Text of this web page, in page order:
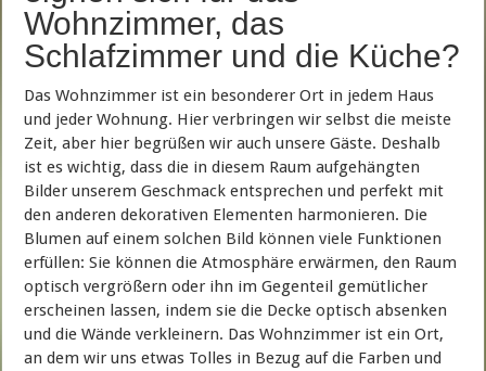
Wohnzimmer, das
Schlafzimmer und die Küche?
Das Wohnzimmer ist ein besonderer Ort in jedem Haus
und jeder Wohnung. Hier verbringen wir selbst die meiste
Zeit, aber hier begrüßen wir auch unsere Gäste. Deshalb
ist es wichtig, dass die in diesem Raum aufgehängten
Bilder unserem Geschmack entsprechen und perfekt mit
den anderen dekorativen Elementen harmonieren. Die
Blumen auf einem solchen Bild können viele Funktionen
erfüllen: Sie können die Atmosphäre erwärmen, den Raum
optisch vergrößern oder ihn im Gegenteil gemütlicher
erscheinen lassen, indem sie die Decke optisch absenken
und die Wände verkleinern. Das Wohnzimmer ist ein Ort,
an dem wir uns etwas Tolles in Bezug auf die Farben und